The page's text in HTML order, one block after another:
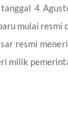
4
mulai resmi
resmi
milik